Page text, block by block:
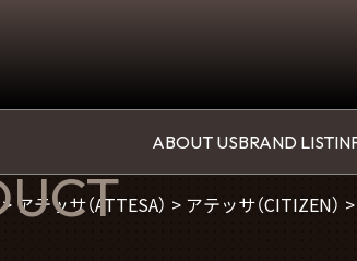
ABOUT USBRAND LIST
アテッサ（ATTESA） > アテッサ（CITIZEN） >